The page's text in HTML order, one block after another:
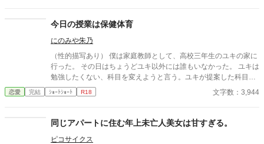
今日の授業は保健体育
にのみや朱乃
（性的描写あり） 僕は家庭教師として、高校三年生のユキの家に
行った。 その日はちょうどユキ以外には誰もいなかった。 ユキは
勉強したくない、科目を変えようと言う。ユキが提案した科目と
は。
恋愛 完結 ｼｮｰﾄｼｮｰﾄ R18 文字数：3,944
同じアパートに住む年上未亡人美女は甘すぎる。
ピコサイクス